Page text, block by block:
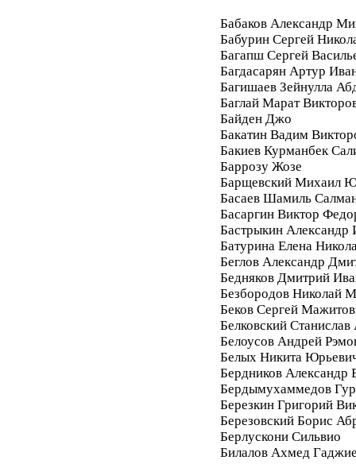
Бабаков Александр
Бабурин Сергей
Багапш Сергей
Багдасарян Артур
Багишаев Зейнулла
Баглай Марат
Байден Джо
Бакатин Вадим
Бакиев Курманбек
Баррозу Жозе
Барщевский Михаил
Басаев Шамиль
Басаргин Виктор
Бастрыкин Александр
Батурина Елена
Беглов Александр
Бедняков Дмитрий
Безбородов Николай
Беков Сергей
Белковский
Белоусов Андрей
Белых Никита
Бердников Александр
Бердымухаммедов
Березкин Григорий
Березовский Борис
Берлускони Сильвио
Билалов Ахмед